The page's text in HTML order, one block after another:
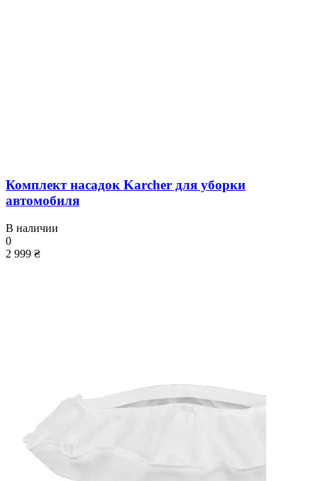
Комплект насадок Karcher для уборки
автомобиля
В наличии
0
2 999 ₴